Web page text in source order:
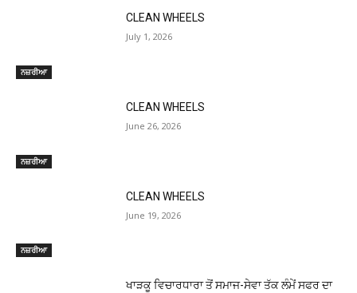
ਨਜ਼ਰੀਆ
CLEAN WHEELS
July 1, 2026
ਨਜ਼ਰੀਆ
CLEAN WHEELS
June 26, 2026
ਨਜ਼ਰੀਆ
CLEAN WHEELS
June 19, 2026
ਖਾੜਕੂ ਵਿਚਾਰਧਾਰਾ ਤੋਂ ਸਮਾਜ-ਸੇਵਾ ਤੱਕ ਲੰਮੇਂ ਸਫਰ ਦਾ